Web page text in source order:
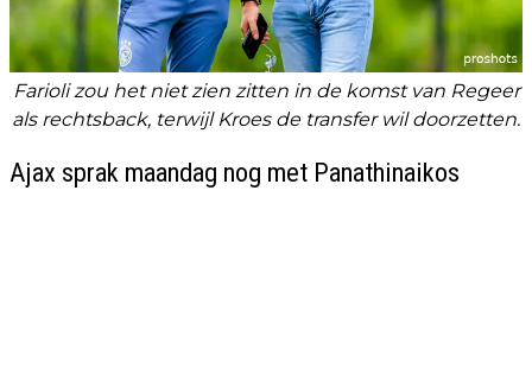
Farioli zou het niet zien zitten in de komst van Regeer
als rechtsback, terwijl Kroes de transfer wil doorzetten.
Ajax sprak maandag nog met Panathinaikos